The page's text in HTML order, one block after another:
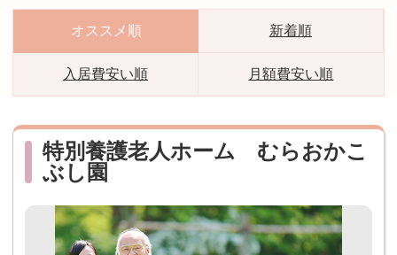
スタッフ紹介
おすすめ施設特集 施設関係者の方へ
オススメ順 新着順
入居費安い順 月額費安い順
特別養護老人ホーム むらおかこ
ぶし園